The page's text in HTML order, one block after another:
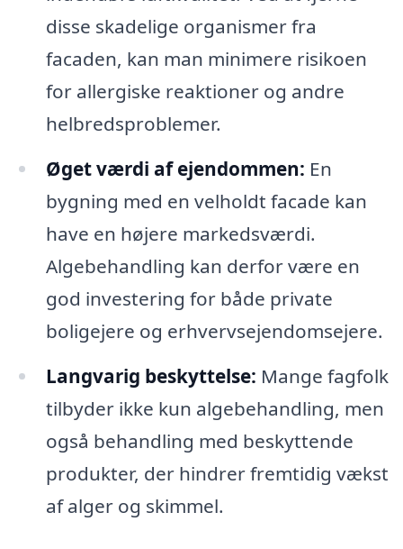
disse skadelige organismer fra
facaden, kan man minimere risikoen
for allergiske reaktioner og andre
helbredsproblemer.
Øget værdi af ejendommen: En
bygning med en velholdt facade kan
have en højere markedsværdi.
Algebehandling kan derfor være en
god investering for både private
boligejere og erhvervsejendomsejere.
Langvarig beskyttelse: Mange fagfolk
tilbyder ikke kun algebehandling, men
også behandling med beskyttende
produkter, der hindrer fremtidig vækst
af alger og skimmel.